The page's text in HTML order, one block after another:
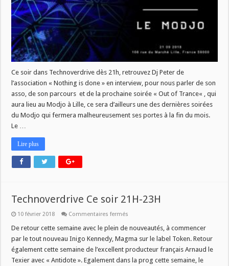
DANS
Ce soir dans Technoverdrive dès 21h, retrouvez Dj Peter de
l’association « Nothing is done » en interview, pour nous parler de son
asso, de son parcours et de la prochaine soirée « Out of Trance« , qui
aura lieu au Modjo à Lille, ce sera d’ailleurs une des dernières soirées
du Modjo qui fermera malheureusement ses portes à la fin du mois.
Le …
Lire plus
Technoverdrive Ce soir 21H-23H
10 février 2018 Commentaires fermés
Ce
21H-
23H
De retour cette semaine avec le plein de nouveautés, à commencer
par le tout nouveau Inigo Kennedy, Magma sur le label Token. Retour
également cette semaine de l’excellent producteur français Arnaud le
Texier avec « Antidote ». Egalement dans la prog cette semaine, le